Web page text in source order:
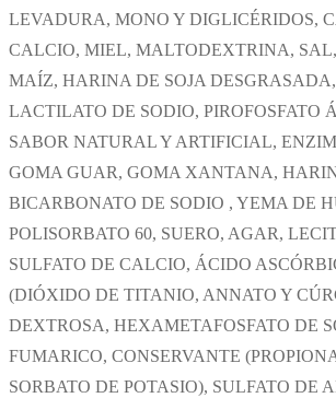
LEVADURA, MONO Y DIGLICÉRIDOS,
CALCIO, MIEL, MALTODEXTRINA,
MAÍZ, HARINA DE SOJA
LACTILATO DE SODIO, PIROFOSFATO
SABOR NATURAL Y ARTIFICIAL,
GOMA GUAR, GOMA XANTANA,
BICARBONATO DE SODIO , YEMA DE
POLISORBATO 60, SUERO, AGAR,
SULFATO DE CALCIO, ÁCIDO
(DIÓXIDO DE TITANIO, ANNATO Y
DEXTROSA, HEXAMETAFOSFATO DE
FUMARICO, CONSERVANTE
SORBATO DE POTASIO), SULFATO DE